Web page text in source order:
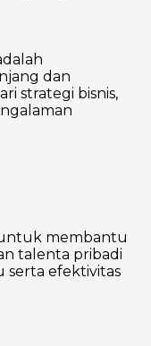
dan
strategi bisnis,
membantu
talenta pribadi
efektivitas